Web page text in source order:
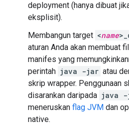
deployment (hanya dibuat
eksplisit).
Membangun target <name
aturan Anda akan membuat
manifes yang
perintah java -jar atau
skrip wrapper. Penggunaan
disarankan daripada java
meneruskan flag JVM dan
native.